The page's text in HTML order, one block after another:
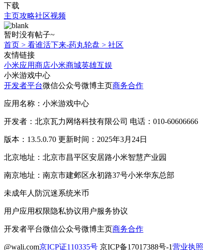
下载
主页攻略社区视频
暂时没有帖子~
首页 > 看谁活下来-药丸轮盘 > 社区
友情链接
小米应用商店小米商城英雄互娱
小米游戏中心
开发者平台微信公众号微博主页商务合作
应用名称：小米游戏中心
开发者：北京瓦力网络科技有限公司 电话：010-60606666
版本：13.5.0.70 更新时间：2025年3月24日
北京地址：北京市昌平区安居路小米智慧产业园
南京地址：南京市建邺区永初路37号小米华东总部
未成年人防沉迷系统米币
用户应用权限隐私协议用户服务协议
开发者平台微信公众号微博主页商务合作
@wali.com京ICP证110335号 京ICP备17017388号-1营业执照